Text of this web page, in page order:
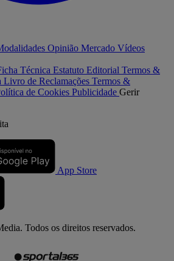
Opinião Mercado Vídeos
Técnica Estatuto Editorial Termos &
Livro de Reclamações Termos &
de Cookies Publicidade Gerir
App Store
Todos os direitos reservados.